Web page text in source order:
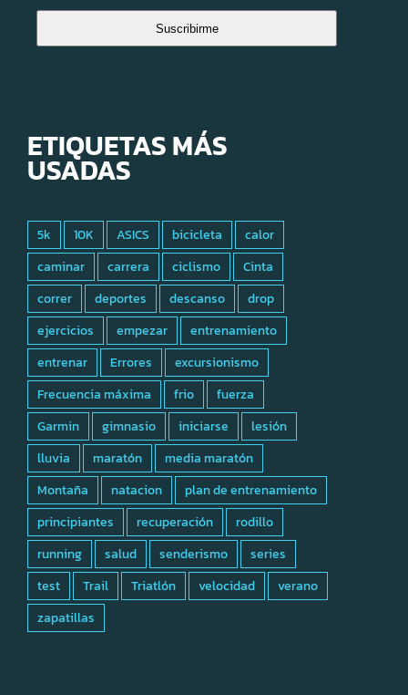
Suscribirme
ETIQUETAS MÁS
USADAS
5k 10K ASICS bicicleta
calor
caminar
carrera ciclismo
Cinta
correr
deportes descanso
drop
ejercicios
empezar
entrenamiento
entrenar
Errores
excursionismo
Frecuencia máxima
frio
fuerza
Garmin
gimnasio iniciarse
lesión
lluvia
maratón
media maratón
Montaña
natacion
plan de entrenamiento
principiantes
recuperación
rodillo
running
salud senderismo
series
test
Trail Triatlón velocidad
verano
zapatillas